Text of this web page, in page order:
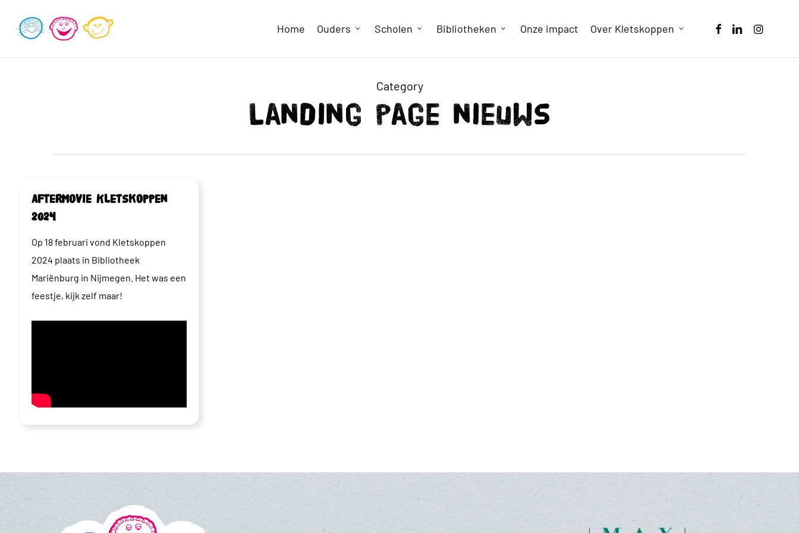
Home Ouders Scholen Bibliotheken Onze impact Over Kletskoppen facebooklinkedininstagram
Category
Landing page nieuws
Aftermovie Kletskoppen
2024
Op 18 februari vond Kletskoppen
2024 plaats in Bibliotheek
Mariënburg in Nijmegen. Het was een
feestje, kijk zelf maar!